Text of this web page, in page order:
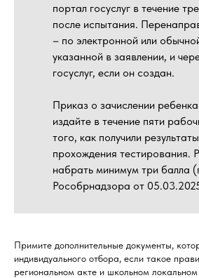
портал госуслуг в течение
после испытания.
– по электронной или
указанной в заявлении, и
госуслуг, если он создан.
Приказ о зачислении
издайте в течение пяти
того, как получили
прохождения тестирования.
набрать минимум три балла
Рособрнадзора от
Примите дополнительные документы,
индивидуального отбора, если такое
региональном акте и школьном